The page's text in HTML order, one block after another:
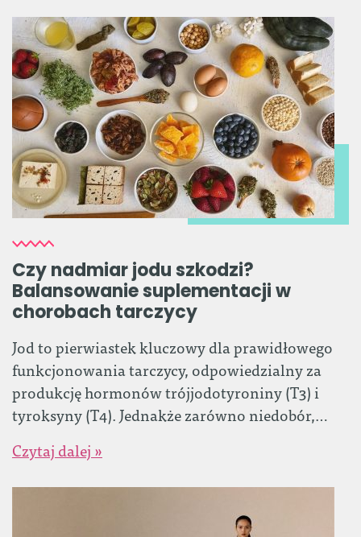
Czy nadmiar jodu szkodzi?
Balansowanie suplementacji w
chorobach tarczycy
Jod to pierwiastek kluczowy dla prawidłowego
funkcjonowania tarczycy, odpowiedzialny za
produkcję hormonów trójjodotyroniny (T3) i
tyroksyny (T4). Jednakże zarówno niedobór,…
Czytaj dalej »